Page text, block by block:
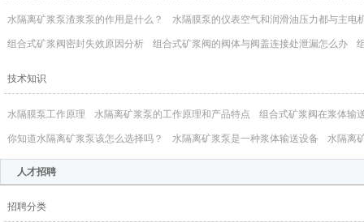
水隔离矿浆泵渣浆泵的作用是什么？ 水隔膜泵的仪表空气和润滑油压力都与主电
组合式矿浆阀密封失效原因分析 组合式矿浆阀的阀体与阀盖连接处泄漏怎么办
技术知识
水隔膜泵工作原理 水隔离矿浆泵的工作原理和产品特点 组合式矿浆阀在浆体输
你知道​水隔离矿浆泵该怎么选择吗？ 水隔离矿浆泵是一种浆体输送设备 水隔离
人才招聘
招聘分类